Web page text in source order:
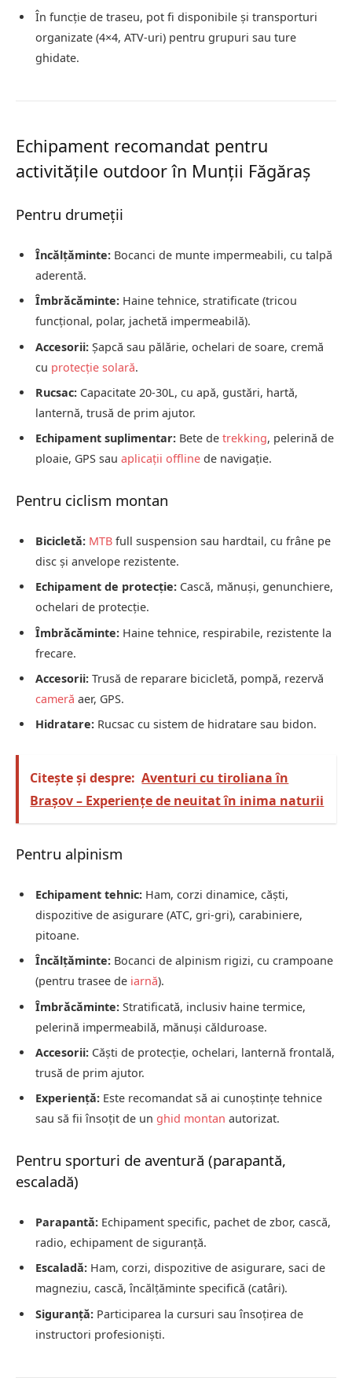
În funcție de traseu, pot fi disponibile și transporturi
organizate (4×4, ATV-uri) pentru grupuri sau ture
ghidate.
Echipament recomandat pentru
activitățile outdoor în Munții Făgăraș
Pentru drumeții
Încălțăminte: Bocanci de munte impermeabili, cu talpă
aderentă.
Îmbrăcăminte: Haine tehnice, stratificate (tricou
funcțional, polar, jachetă impermeabilă).
Accesorii: Șapcă sau pălărie, ochelari de soare, cremă
cu protecție solară.
Rucsac: Capacitate 20-30L, cu apă, gustări, hartă,
lanternă, trusă de prim ajutor.
Echipament suplimentar: Bete de trekking, pelerină de
ploaie, GPS sau aplicații offline de navigație.
Pentru ciclism montan
Bicicletă: MTB full suspension sau hardtail, cu frâne pe
disc și anvelope rezistente.
Echipament de protecție: Cască, mănuși, genunchiere,
ochelari de protecție.
Îmbrăcăminte: Haine tehnice, respirabile, rezistente la
frecare.
Accesorii: Trusă de reparare bicicletă, pompă, rezervă
cameră aer, GPS.
Hidratare: Rucsac cu sistem de hidratare sau bidon.
Citește și despre: Aventuri cu tiroliana în
Brașov – Experiențe de neuitat în inima naturii
Pentru alpinism
Echipament tehnic: Ham, corzi dinamice, căști,
dispozitive de asigurare (ATC, gri-gri), carabiniere,
pitoane.
Încălțăminte: Bocanci de alpinism rigizi, cu crampoane
(pentru trasee de iarnă).
Îmbrăcăminte: Stratificată, inclusiv haine termice,
pelerină impermeabilă, mănuși călduroase.
Accesorii: Căști de protecție, ochelari, lanternă frontală,
trusă de prim ajutor.
Experiență: Este recomandat să ai cunoștințe tehnice
sau să fii însoțit de un ghid montan autorizat.
Pentru sporturi de aventură (parapantă,
escaladă)
Parapantă: Echipament specific, pachet de zbor, cască,
radio, echipament de siguranță.
Escaladă: Ham, corzi, dispozitive de asigurare, saci de
magneziu, cască, încălțăminte specifică (catâri).
Siguranță: Participarea la cursuri sau însoțirea de
instructori profesioniști.